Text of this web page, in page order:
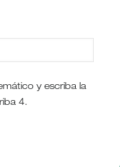
y escriba la
4.